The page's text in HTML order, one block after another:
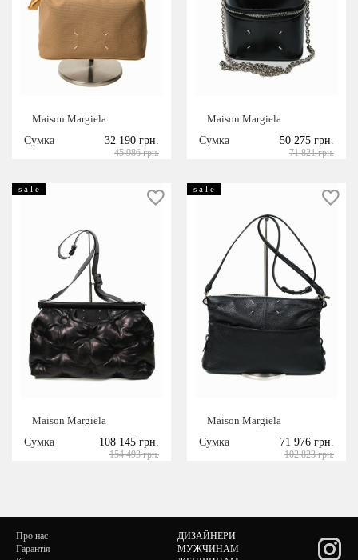
Maison Margiela
Сумка
32 190 грн.
45 986 грн.
Maison Margiela
Сумка
50 275 грн.
71 821 грн.
s a l e
Maison Margiela
Сумка
108 145 грн.
154 493 грн.
s a l e
Maison Margiela
Сумка
71 976 грн.
102 823 грн.
Про нас
Гарантія
ДИЗАЙНЕРИ
МУЖЧИНАМ